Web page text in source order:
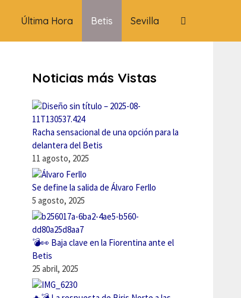
Última Hora Betis Sevilla
Noticias más Vistas
Racha sensacional de una opción para la
delantera del Betis
11 agosto, 2025
Se define la salida de Álvaro Ferllo
5 agosto, 2025
💣👀 Baja clave en la Fiorentina ante el
Betis
25 abril, 2025